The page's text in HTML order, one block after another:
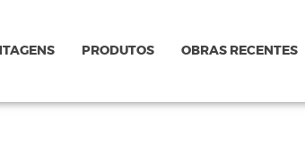
PRODUTOS OBRAS RECENTES